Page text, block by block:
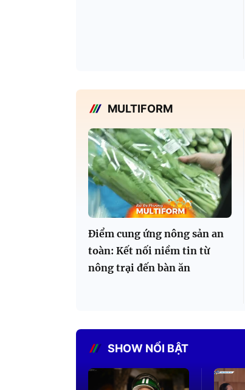
MULTIFORM
Điểm cung ứng nông sản an
toàn: Kết nối niềm tin từ
nông trại đến bàn ăn
SHOW NỔI BẬT